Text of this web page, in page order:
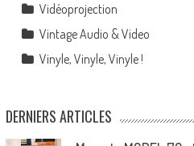
Vidéoprojection
Vintage Audio & Video
Vinyle, Vinyle, Vinyle !
DERNIERS ARTICLES